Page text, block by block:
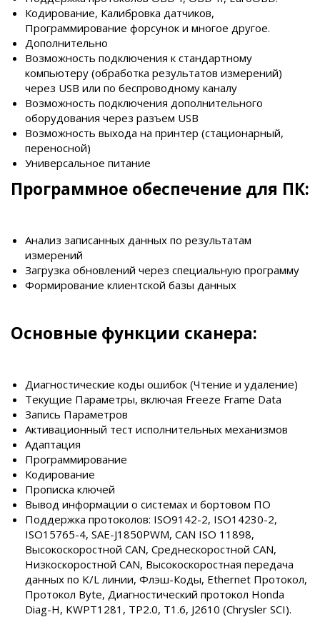
Кодирование, Калибровка датчиков,
Программирование форсунок и многое другое.
Дополнительно
Возможность подключения к стандартному
компьютеру (обработка результатов измерений)
через USB или по беспроводному каналу
Возможность подключения дополнительного
оборудования через разъем USB
Возможность выхода на принтер (стационарный,
переносной)
Универсальное питание
Программное обеспечение для ПК:
Анализ записанных данных по результатам
измерений
Загрузка обновлений через специальную программу
Формирование клиентской базы данных
Основные функции сканера:
Диагностические коды ошибок (Чтение и удаление)
Текущие Параметры, включая Freeze Frame Data
Запись Параметров
Активационный тест исполнительных механизмов
Адаптация
Программирование
Кодирование
Прописка ключей
Вывод информации о системах и бортовом ПО
Поддержка протоколов: ISO9142-2, ISO14230-2,
ISO15765-4, SAE-J1850PWM, CAN ISO 11898,
Высокоскоростной CAN, Среднескоростной CAN,
Низкоскоростной CAN, Высокоскоростная передача
данных по K/L линии, Флэш-Коды, Ethernet Протокол,
Протокол Byte, Диагностический протокол Honda
Diag-H, KWPT1281, TP2.0, T1.6, J2610 (Chrysler SCI).